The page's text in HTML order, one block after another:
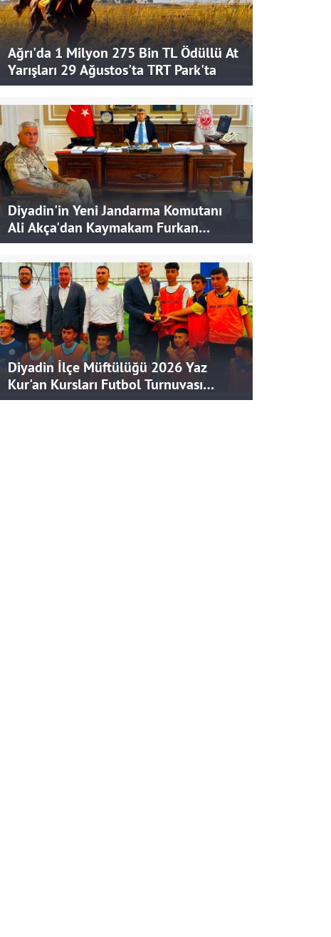
Ağrı'da 1 Milyon 275 Bin TL Ödüllü At
Yarışları 29 Ağustos'ta TRT Park'ta
Diyadin'in Yeni Jandarma Komutanı
Ali Akça'dan Kaymakam Furkan
Korkusuz'a Ziyaret
Diyadin İlçe Müftülüğü 2026 Yaz
Kur'an Kursları Futbol Turnuvası
Tamamlandı